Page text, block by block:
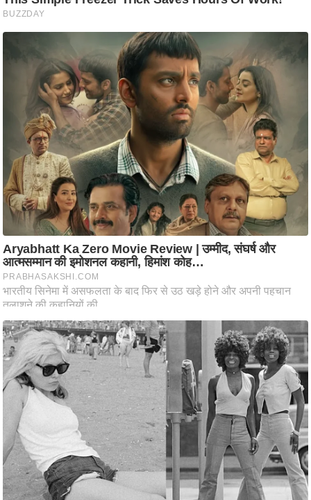
चा
र
क्षा
ध
र्म
ज्यो
ति
ष
प्र
भु
म
हि
मा
/
ध
र्म
स्थ
व्र
त
त्यो
हा
र